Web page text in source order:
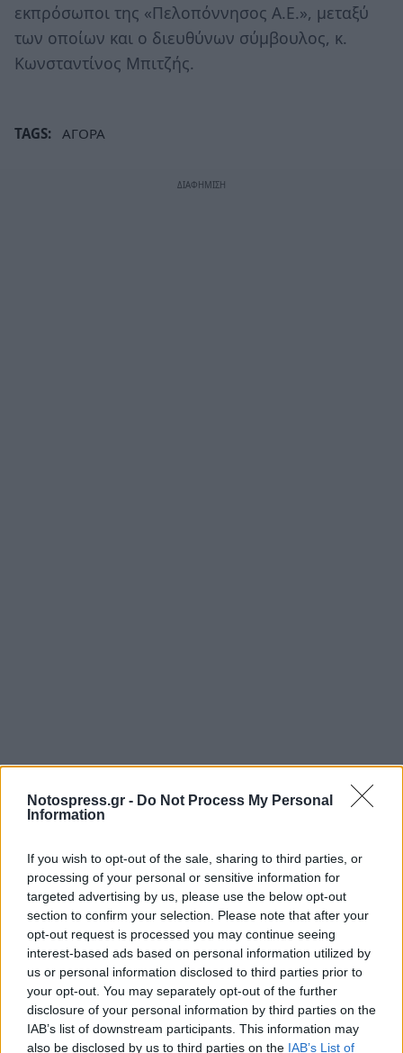
Notospress.gr - Do Not Process My Personal
Information
If you wish to opt-out of the sale, sharing to third parties, or
processing of your personal or sensitive information for
targeted advertising by us, please use the below opt-out
section to confirm your selection. Please note that after your
opt-out request is processed you may continue seeing
interest-based ads based on personal information utilized by
us or personal information disclosed to third parties prior to
your opt-out. You may separately opt-out of the further
disclosure of your personal information by third parties on the
IAB’s list of downstream participants. This information may
also be disclosed by us to third parties on the IAB’s List of
εκπρόσωποι της «Πελοπόννησος Α.Ε.», μεταξύ
των οποίων και ο διευθύνων σύμβουλος, κ.
Κωνσταντίνος Μπιτζής.
TAGS: ΑΓΟΡΑ
Σχετικά Άρθρα